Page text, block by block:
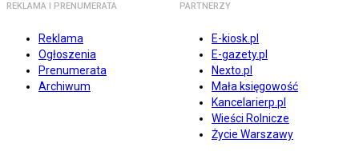
REKLAMA I PRENUMERATA
Reklama
Ogłoszenia
Prenumerata
Archiwum
PARTNERZY
E-kiosk.pl
E-gazety.pl
Nexto.pl
Mała księgowość
Kancelarierp.pl
Wieści Rolnicze
Życie Warszawy